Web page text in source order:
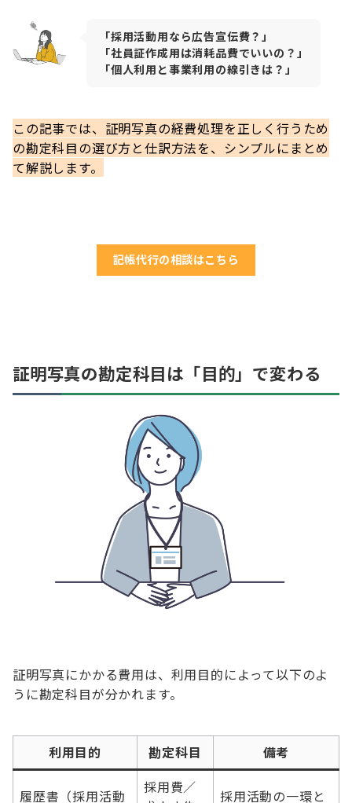
「採用活動用なら広告宣伝費？」
「社員証作成用は消耗品費でいいの？」
「個人利用と事業利用の線引きは？」
この記事では、証明写真の経費処理を正しく行うため
の勘定科目の選び方と仕訳方法を、シンプルにまとめ
て解説します。
記帳代行の相談はこちら
証明写真の勘定科目は「目的」で変わる
証明写真にかかる費用は、利用目的によって以下のよ
うに勘定科目が分かれます。
利用目的 勘定科目 備考
履歴書（採用活動
採用費／
採用活動の一環と